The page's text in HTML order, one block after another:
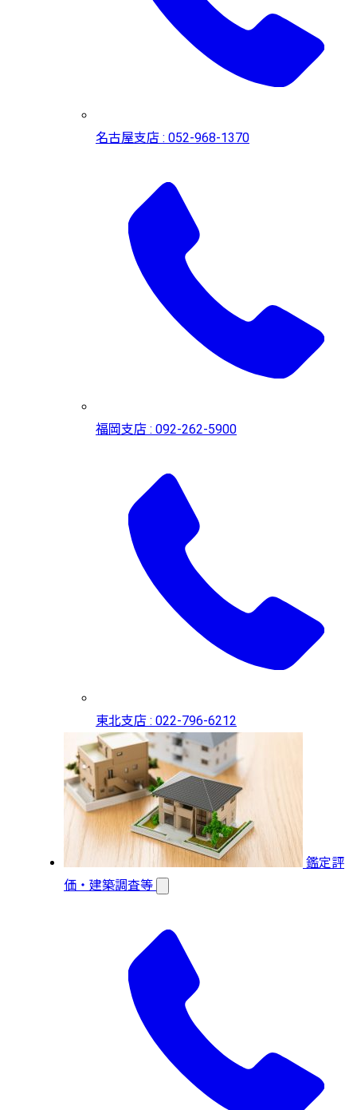
名古屋支店 : 052-968-1370
福岡支店 : 092-262-5900
東北支店 : 022-796-6212
鑑定評
価・建築調査等